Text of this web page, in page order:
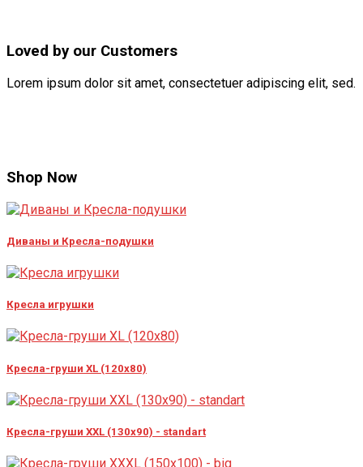
Loved by our Customers
Lorem ipsum dolor sit amet, consectetuer adipiscing elit, sed.
Shop Now
Диваны и Кресла-подушки
Кресла игрушки
Кресла-груши XL (120x80)
Кресла-груши XXL (130x90) - standart